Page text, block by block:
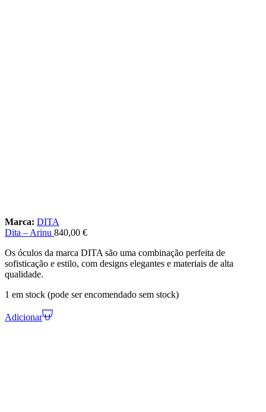
Marca: DITA
Dita – Arinu 840,00 €
Os óculos da marca DITA são uma combinação perfeita de
sofisticação e estilo, com designs elegantes e materiais de alta
qualidade.
1 em stock (pode ser encomendado sem stock)
Adicionar